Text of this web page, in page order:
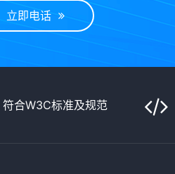
立即电话
符合W3C标准及规范